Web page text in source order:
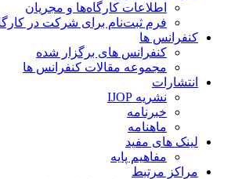
اطلاعات کارگاه‌ها و مجریان
فرم ثبت‌نام برای شرکت در کارگاه
کنفرانس ها
کنفرانس های برگزار شده
مجموعه مقالات کنفرانس ها
انتشارات
نشریه IJOP
خبرنامه
ماهنامه
لینک های مفید
مفاهیم پایه
مراکز مرتبط